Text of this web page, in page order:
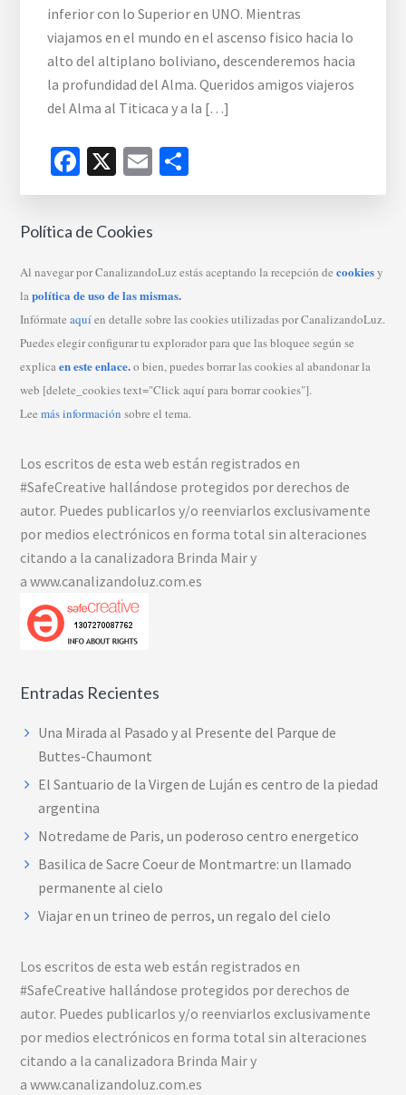
inferior con lo Superior en UNO. Mientras
viajamos en el mundo en el ascenso fisico hacia lo
alto del altiplano boliviano, descenderemos hacia
la profundidad del Alma. Queridos amigos viajeros
del Alma al Titicaca y a la […]
Facebook
X Email
Política de Cookies
Al navegar por CanalizandoLuz estás aceptando la recepción decookiesy
lapolítica de uso de las mismas.
Infórmateaquíen detalle sobre las cookies utilizadas por CanalizandoLuz.
Puedes elegir configurar tu explorador para que las bloquee según se
explicaen este enlace.o bien, puedes borrar las cookies al abandonar la
web [delete_cookies text="Click aquí para borrar cookies"].
Leemás información sobre el tema.
Los escritos de esta web están registrados en
#SafeCreative hallándose protegidos por derechos de
autor. Puedes publicarlos y/o reenviarlos exclusivamente
por medios electrónicos en forma total sin alteraciones
citando a la canalizadora Brinda Mair y
a www.canalizandoluz.com.es
Entradas Recientes
Una Mirada al Pasado y al Presente del Parque de
Buttes-Chaumont
El Santuario de la Virgen de Luján es centro de la piedad
argentina
Notredame de Paris, un poderoso centro energetico
Basilica de Sacre Coeur de Montmartre: un llamado
permanente al cielo
Viajar en un trineo de perros, un regalo del cielo
Los escritos de esta web están registrados en
#SafeCreative hallándose protegidos por derechos de
autor. Puedes publicarlos y/o reenviarlos exclusivamente
por medios electrónicos en forma total sin alteraciones
citando a la canalizadora Brinda Mair y
a www.canalizandoluz.com.es